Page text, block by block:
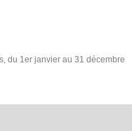
du 1er janvier au 31 décembre